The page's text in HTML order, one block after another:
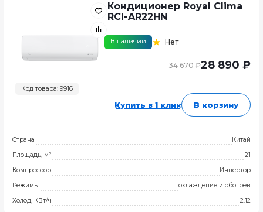
Код товара: 9916
Кондиционер Royal Clima
RCI-AR22HN
В наличии Нет
34 670 ₽28 890 ₽
Купить в 1 клик В корзину
Страна
Китай
Площадь, м²
21
Компрессор
Инвертор
Режимы
охлаждение и обогрев
Холод, КВт/ч
2.12